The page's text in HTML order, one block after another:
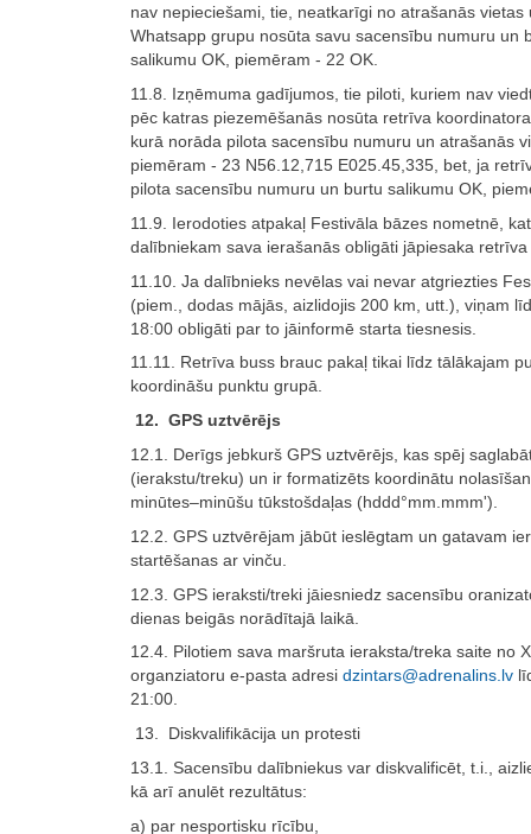
nav nepieciešami, tie, neatkarīgi no atrašanās vietas
Whatsapp grupu nosūta savu sacensību numuru un
salikumu OK, piemēram - 22 OK.
11.8. Izņēmuma gadījumos, tie piloti, kuriem nav
pēc katras piezemēšanās nosūta retrīva
kurā norāda pilota sacensību numuru un atrašanās
piemēram - 23 N56.12,715 E025.45,335, bet, ja
pilota sacensību numuru un burtu salikumu OK,
11.9. Ierodoties atpakaļ Festivāla bāzes nometnē,
dalībniekam sava ierašanās obligāti jāpiesaka
11.10. Ja dalībnieks nevēlas vai nevar atgriezties
(piem., dodas mājās, aizlidojis 200 km, utt.), viņam
18:00 obligāti par to jāinformē starta tiesnesis.
11.11. Retrīva buss brauc pakaļ tikai līdz tālākajam
koordināšu punktu grupā.
12. GPS uztvērējs
12.1. Derīgs jebkurš GPS uztvērējs, kas spēj
(ierakstu/treku) un ir formatizēts koordinātu
minūtes–minūšu tūkstošdaļas (hddd°mm.mmm').
12.2. GPS uztvērējam jābūt ieslēgtam un gatavam
startēšanas ar vinču.
12.3. GPS ieraksti/treki jāiesniedz sacensību
dienas beigās norādītajā laikā.
12.4. Pilotiem sava maršruta ieraksta/treka saite no
organziatoru e-pasta adresi dzintars@adrenalins.lv
21:00.
13. Diskvalifikācija un protesti
13.1. Sacensību dalībniekus var diskvalificēt, t.i.,
kā arī anulēt rezultātus:
a) par nesportisku rīcību,